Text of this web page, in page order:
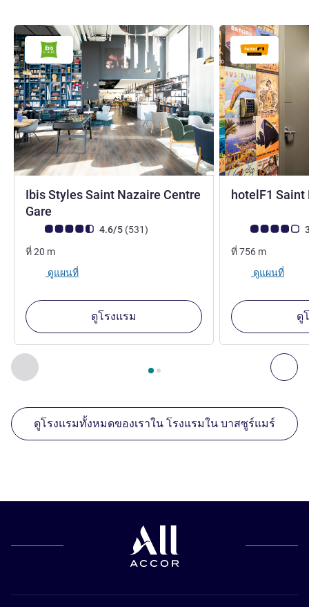
ก่อนหน้า - สถานประกอบการอื่นของเราที่อยู่ใกล้เคียง ถั
หน้า1 , สถานประกอบการอื่นของเราที่อยู่ใกล้เคียง 1 :,
Ibis Styles Saint Nazaire Centre
Gare
คะแนนความคิดเห็นจากแขก (เรทติ้งบน ALL)
4.6/5 (531รีวิว รายการ
)
ที่20 m
ดูแผนที่
ดูโรงแรม
hotelF1 Saint
คะแนนความคิดเ
ที่756 m
ดูแผนที่
ดู
ดูโรงแรมทั้งหมดของเราใน โรงแรมใน บาสซูร์แมร์